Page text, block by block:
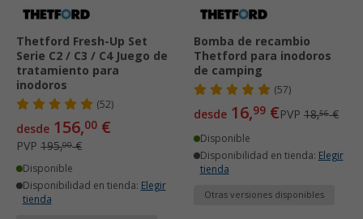
Thetford Fresh-Up Set
Serie C2 / C3 / C4 Juego de
tratamiento para
inodoros
(52)
desde 156,00 €
PVP 195,00€
Disponible
Disponibilidad en tienda: Elegir
tienda
Bomba de recambio
Thetford para inodoros
de camping
(57)
desde 16,99 €PVP 18,56€
Disponible
Disponibilidad en tienda: Elegir
tienda
Otras versiones disponibles